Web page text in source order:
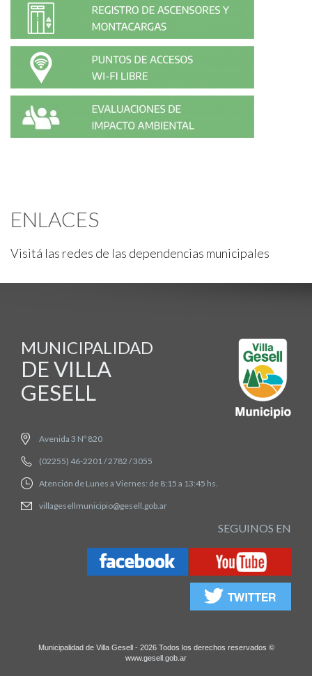
ENLACES
Visitá las redes de las dependencias municipales
MUNICIPALIDAD
DE VILLA
GESELL
Avenida 3 Nº 820
(02255) 46-2201 / 2782 / 3055
Atención de Lunes a Viernes: de 8:15 a 13:45 hs.
villagesellmunicipio@gesell.gob.ar
SEGUINOS EN
Municipalidad de Villa Gesell - 2026 Todos los derechos reservados ©
www.gesell.gob.ar